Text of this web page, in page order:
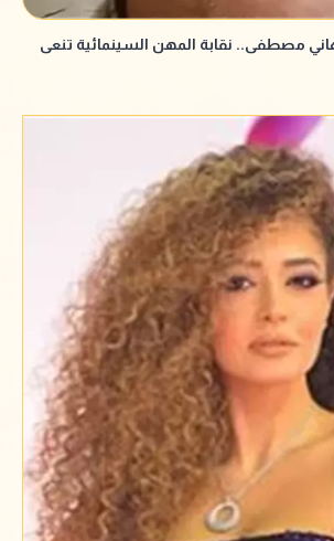
مصطفى.. نقابة المهن السينمائية تنعى